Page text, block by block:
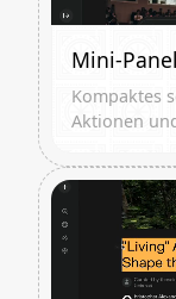
Mini-Panel
Kompaktes
Aktionen